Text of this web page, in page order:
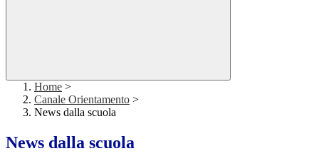
Home >
Canale Orientamento >
News dalla scuola
News dalla scuola